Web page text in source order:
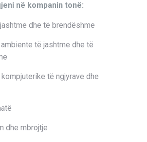
në kompanin tonë:
dhe të brendëshme
të jashtme dhe të
të ngjyrave dhe
dhe mbrojtje